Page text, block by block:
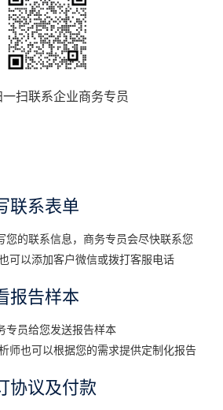
扫联系企业商务专员
联系表单
您的联系信息，商务专员会尽快联系您
可以添加客户微信或拨打客服电话
报告样本
专员给您发送报告样本
师也可以根据您的需求提供定制化报告
协议及付款